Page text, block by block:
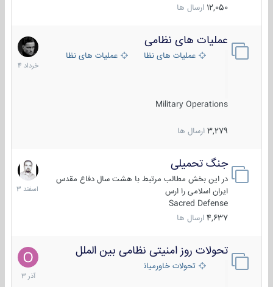
12,050 ارسال ها
عملیات های نظامی
عملیات های نظامی ایرانعملیات های نظامی خارجی
Military Operations
3,279 ارسال ها
5
خرداد
1404
جنگ تحمیلی
در این بخش مطالب مرتبط با هشت سال دفاع مقدس
ایران اسلامی را ارس
Sacred Defense
4,637 ارسال ها
20
اسفند
1403
تحولات روز امنیتی نظامی بین الملل
تحولات خاورمیانه
21
آذر
1403